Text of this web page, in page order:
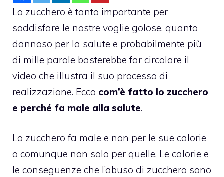
Lo zucchero è tanto importante per
soddisfare le nostre voglie golose, quanto
dannoso per la salute e probabilmente più
di mille parole basterebbe far circolare il
video che illustra il suo processo di
realizzazione. Ecco com’è fatto lo zucchero
e perché fa male alla salute.
Lo zucchero fa male e non per le sue calorie
o comunque non solo per quelle. Le calorie e
le conseguenze che l’abuso di zucchero sono